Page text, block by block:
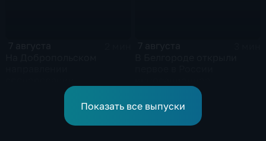
российские бойцы
отразили более 70
контратак ВСУ
модульное приемное
отделение детской
больницы
Показать все выпуски